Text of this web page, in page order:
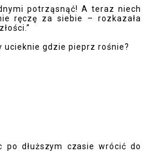
potrząsnąć! A teraz niech
ręczę za siebie – rozkazała
ucieknie gdzie pieprz rośnie?
po dłuższym czasie wrócić do